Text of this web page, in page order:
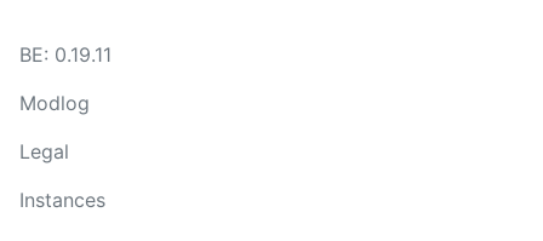
BE: 0.19.11
Modlog
Legal
Instances